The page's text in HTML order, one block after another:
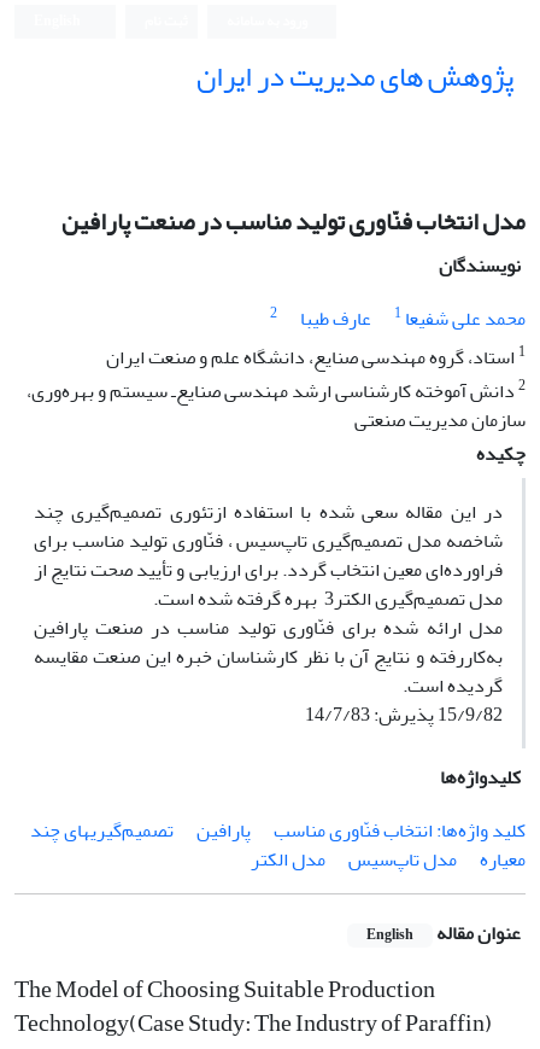
پژوهش های مدیریت در ایران
مدل انتخاب فنّاوری تولید مناسب در صنعت پارافین
نویسندگان
محمد علی شفیعا 1 عارف طیبا
2
1 استاد، گروه مهندسی صنایع، دانشگاه علم و صنعت ایران
2دانش آموخته کارشناسی ارشد مهندسی صنایع‌ـ سیستم و بهره‌وری،
سازمان مدیریت صنعتی
چکیده
در این مقاله سعی شده با استفاده ازتئوری تصمیم‌گیری چند
شاخصه مدل تصمیم‌گیری ‌تاپ‌سیس‌ ، فنّاوری تولید مناسب برای
فراورده‌ای معین انتخاب گردد. برای ارزیابی و تأیید صحت نتایج از
مدل تصمیم‌گیری ‌الکتر3 ‌ بهره گرفته شده است.
مدل ارائه شده برای فنّاوری تولید مناسب در صنعت پارافین
به‌کاررفته و نتایج آن با نظر کارشناسان خبره این صنعت مقایسه
گردیده است.
15/9/82 پذیرش: 14/7/83
کلیدواژه‌ها
کلید واژه‌ها: انتخاب فنّاوری مناسب
پارافین
تصمیم‌گیریهای چند
معیاره
مدل تاپ‌‌سیس مدل الکتر
عنوان مقاله English
The Model of Choosing Suitable Production
Technology(Case Study: The Industry of Paraffin)